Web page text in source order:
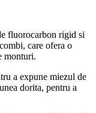
fluorocarbon rigid si
care ofera o
monturi.
a expune miezul de
dorita, pentru a